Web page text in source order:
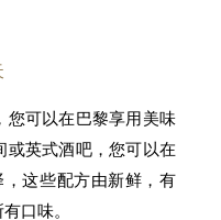
您可以在巴黎享用美味
或英式酒吧，您可以在
这些配方由新鲜，有
口味。